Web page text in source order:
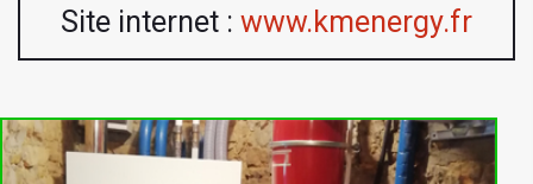
Site internet : www.kmenergy.fr